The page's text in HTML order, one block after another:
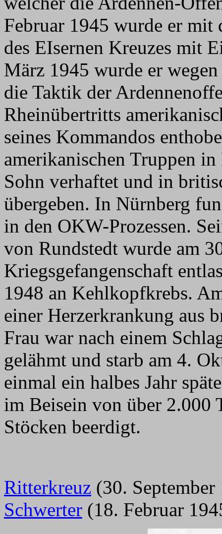
Februar 1945 wurde er mit
des EIsernen Kreuzes mit
März 1945 wurde er
die Taktik der
Rheinübertritts
seines Kommandos
amerikanischen Truppen
Sohn verhaftet und in
übergeben. In Nürnberg
in den OKW-Prozessen.
von Rundstedt wurde am
Kriegsgefangenschaft
1948 an Kehlkopfkrebs.
einer Herzerkrankung aus
Frau war nach einem
gelähmt und starb am 4.
einmal ein halbes Jahr
im Beisein von über 2.000
Stöcken beerdigt.
Ritterkreuz (30.
Schwerter (18. Februar